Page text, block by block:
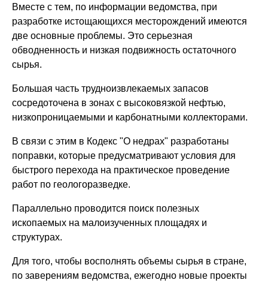
Вместе с тем, по информации ведомства, при
разработке истощающихся месторождений имеются
две основные проблемы. Это серьезная
обводненность и низкая подвижность остаточного
сырья.
Большая часть трудноизвлекаемых запасов
сосредоточена в зонах с высоковязкой нефтью,
низкопроницаемыми и карбонатными коллекторами.
В связи с этим в Кодекс "О недрах" разработаны
поправки, которые предусматривают условия для
быстрого перехода на практическое проведение
работ по геологоразведке.
Параллельно проводится поиск полезных
ископаемых на малоизученных площадях и
структурах.
Для того, чтобы восполнять объемы сырья в стране,
по заверениям ведомства, ежегодно новые проекты